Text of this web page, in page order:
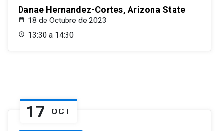
Danae Hernandez-Cortes, Arizona State
18 de Octubre de 2023
13:30 a 14:30
17 OCT